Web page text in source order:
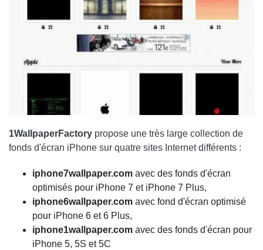
1WallpaperFactory propose une très large collection de
fonds d'écran iPhone sur quatre sites Internet différents :
iphone7wallpaper.com avec des fonds d'écran
optimisés pour iPhone 7 et iPhone 7 Plus,
iphone6wallpaper.com avec fond d'écran optimisé
pour iPhone 6 et 6 Plus,
iphone1wallpaper.com avec des fonds d'écran pour
iPhone 5, 5S et 5C